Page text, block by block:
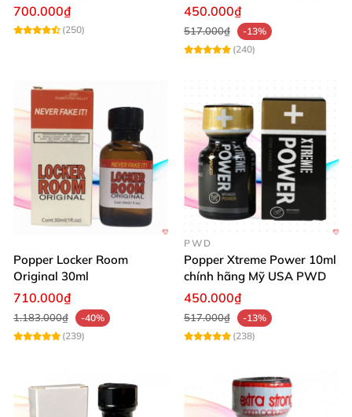
hộp thiếc 40ml + 10ml
700.000₫
(250)
USA PWD
450.000₫
517.000₫
-13%
(240)
Popper Locker Room
Original 30ml
710.000₫
1.183.000₫
-40%
(239)
PWD
Popper Xtreme Power 10ml
chính hãng Mỹ USA PWD
450.000₫
517.000₫
-13%
(238)